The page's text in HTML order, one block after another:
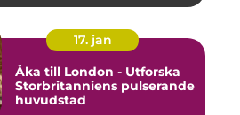
17. jan
Åka till London - Utforska
Storbritanniens pulserande
huvudstad